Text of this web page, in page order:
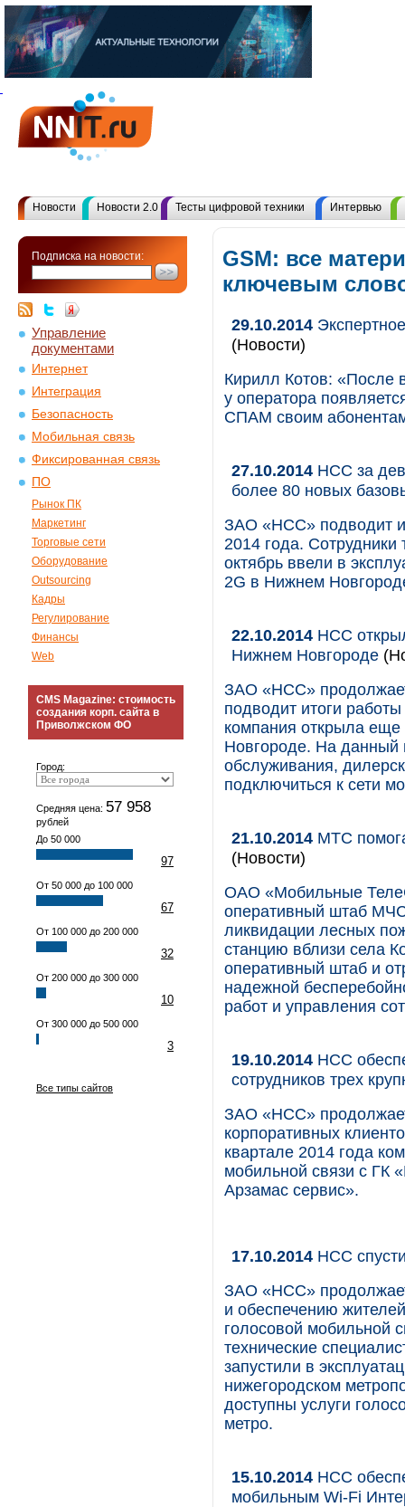
Новости Новости 2.0 Тесты цифровой техники Интервью
Подписка на новости:
Управление
документами
Интернет
Интеграция
Безопасность
Мобильная связь
Фиксированная связь
ПО
Рынок ПК
Маркетинг
Торговые сети
Оборудование
Outsourcing
Кадры
Регулирование
Финансы
Web
CMS Magazine: стоимость
создания корп. сайта в
Приволжском ФО
Город:
Средняя цена: 57 958
рублей
До 50 000
97
От 50 000 до 100 000
67
От 100 000 до 200 000
32
От 200 000 до 300 000
10
От 300 000 до 500 000
3
Все типы сайтов
GSM: все
ключевым
29.10.2014
(Новости)
Кирилл Котов: «После
у оператора
СПАМ своим
27.10.2014 НСС за
более 80 новых
ЗАО «НСС» подводит
2014 года.
октябрь ввели в
2G в Нижнем
22.10.2014 НСС
Нижнем Новгороде
ЗАО «НСС»
подводит итоги
компания открыла
Новгороде. На данный
обслуживания,
подключиться к сети
21.10.2014 МТС
(Новости)
ОАО «Мобильные
оперативный штаб МЧС
ликвидации лесных
станцию вблизи cела
оперативный штаб и
надежной
работ и управления
19.10.2014 НСС
сотрудников трех
ЗАО «НСС»
корпоративных
квартале 2014 года
мобильной связи с
Арзамас сервис».
17.10.2014 НСС
ЗАО «НСС»
и обеспечению
голосовой мобильной
технические
запустили в
нижегородском
доступны услуги
метро.
15.10.2014 НСС
мобильным Wi-Fi